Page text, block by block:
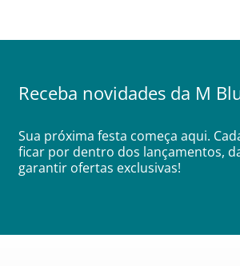
Receba novidades da M
Sua próxima festa começa aqui.
ficar por dentro dos lançamentos,
garantir ofertas exclusivas!